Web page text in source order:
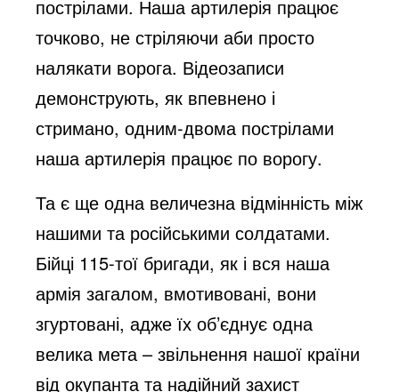
пострілами. Наша артилерія працює
точково, не стріляючи аби просто
налякати ворога. Відеозаписи
демонструють, як впевнено і
стримано, одним-двома пострілами
наша артилерія працює по ворогу.
Та є ще одна величезна відмінність між
нашими та російськими солдатами.
Бійці 115-тої бригади, як і вся наша
армія загалом, вмотивовані, вони
згуртовані, адже їх об’єднує одна
велика мета – звільнення нашої країни
від окупанта та надійний захист